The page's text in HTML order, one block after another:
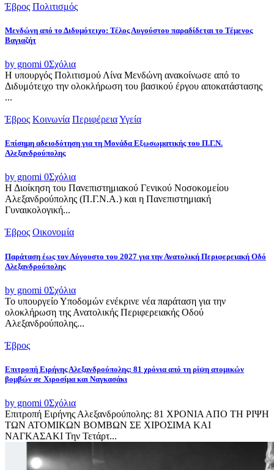
Έβρος Πολιτισμός
Μενδώνη από το Διδυμότειχο: Τέλος Αυγούστου παραδίδεται το Τέμενος
Βαγιαζήτ
by gnomi 0Σχόλια
Η υπουργός Πολιτισμού Λίνα Μενδώνη ανακοίνωσε από το
Διδυμότειχο την ολοκλήρωση του βασικού έργου αποκατάστασης
...
Έβρος Κοινωνία ΠεριφέρειαΥγεία
Επίσημη αδειοδότηση για τη Μονάδα Εξωσωματικής του Π.Γ.Ν.
Αλεξανδρούπολης
by gnomi 0Σχόλια
Η Διοίκηση του Πανεπιστημιακού Γενικού Νοσοκομείου
Αλεξανδρούπολης (Π.Γ.Ν.Α.) και η Πανεπιστημιακή
Γυναικολογική...
Έβρος Οικονομία
Παράταση έως τον Αύγουστο του 2027 για την Ανατολική Περιφερειακή Οδό
Αλεξανδρούπολης
by gnomi 0Σχόλια
Το υπουργείο Υποδομών ενέκρινε νέα παράταση για την
ολοκλήρωση της Ανατολικής Περιφερειακής Οδού
Αλεξανδρούπολης...
Έβρος
Επιτροπή Ειρήνης Αλεξανδρούπολης: 81 χρόνια από τη ρίψη ατομικών
βομβών σε Χιροσίμα και Ναγκασάκι
by gnomi 0Σχόλια
Επιτροπή Ειρήνης Αλεξανδρούπολης: 81 ΧΡΟΝΙΑ ΑΠΟ ΤΗ ΡΙΨΗ
ΤΩΝ ΑΤΟΜΙΚΩΝ ΒΟΜΒΩΝ ΣΕ ΧΙΡΟΣΙΜΑ ΚΑΙ
ΝΑΓΚΑΣΑΚΙ Την Τετάρτ...